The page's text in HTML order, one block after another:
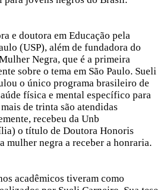
e doutora em Educação pela
(USP), além de fundadora do
Negra, que é a primeira
sobre o tema em São Paulo. Sueli
o único programa brasileiro de
física e mental específico para
de trinta são atendidas
recebeu da Unb
o título de Doutora Honoris
mulher negra a receber a honraria.
acadêmicos tiveram como